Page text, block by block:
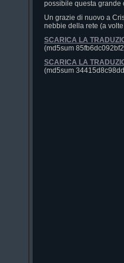
possibile questa grande
Un grazie di nuovo a
nebbie della rete (a
SCARICA LA
(md5sum
SCARICA LA
(md5sum